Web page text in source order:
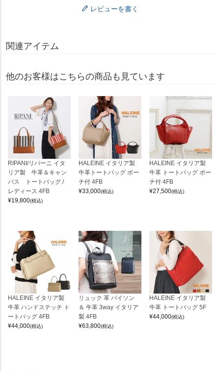
レビューを書く
関連アイテム
他のお客様はこちらの商品も見ています
RIPANI/リパーニ イタ
リア製 牛革＆キャン
バス トートバッグ /
レディース 4FB
¥19,800(税込)
HALEINE イタリア製
牛革トートバッグ ポー
チ付 4FB
¥33,000(税込)
HALEINE イタリア製
牛革 トートバッグ ポー
チ付 4FB
¥27,500(税込)
HALEINE イタリア製
牛革 ハンドステッチ ト
ートバッグ 4FB
¥44,000(税込)
リュック 革 パイソン
＆ 牛革 3way イタリア
製 4FB
¥63,800(税込)
HALEINE イタリア製
牛革 トートバッグ 5F
¥44,000(税込)